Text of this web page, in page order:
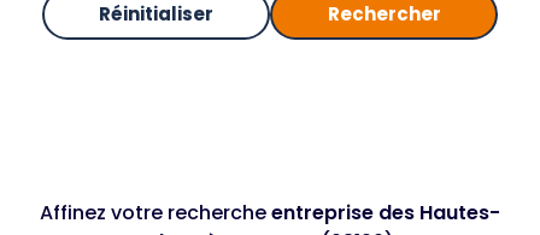
Réinitialiser Rechercher
Affinez votre rechercheentreprise des Hautes-